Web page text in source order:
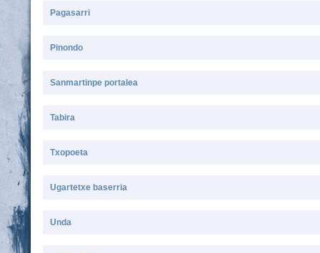
Pagasarri
Pinondo
Sanmartinpe portalea
Tabira
Txopoeta
Ugartetxe baserria
Unda